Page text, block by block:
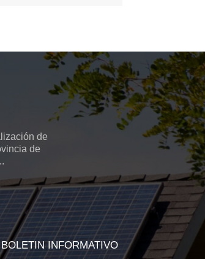
de
de
BOLETIN INFORMATIVO